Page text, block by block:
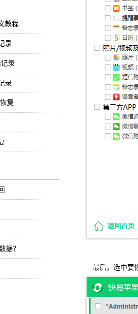
教程
录
录
录
复
据？
最后，选中要